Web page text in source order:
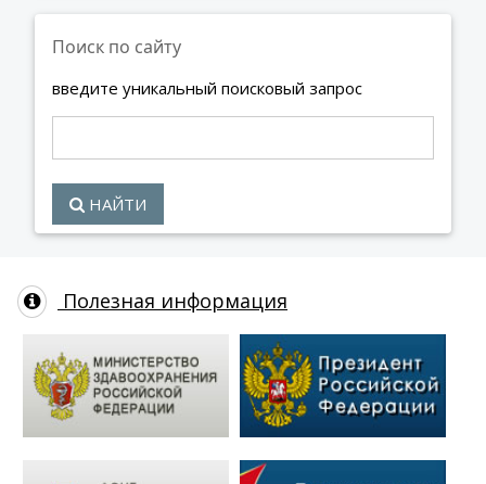
Поиск по сайту
введите уникальный поисковый запрос
НАЙТИ
Полезная информация